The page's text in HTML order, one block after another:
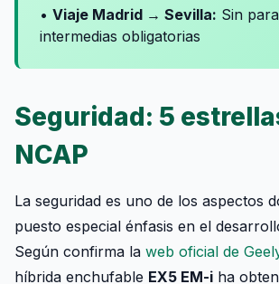
• Viaje Madrid → Sevilla: Sin
intermedias obligatorias
Seguridad: 5
NCAP
La seguridad es uno de los aspectos
puesto especial énfasis en el
Según confirma la web oficial de
híbrida enchufable EX5 EM-i ha